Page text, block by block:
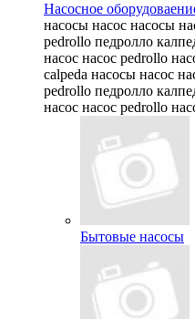
Насосное
насосы насос насосы
pedrollo педролло
насос насос pedrollo
calpeda насосы насос
pedrollo педролло
насос насос pedrollo
Бытовые насосы